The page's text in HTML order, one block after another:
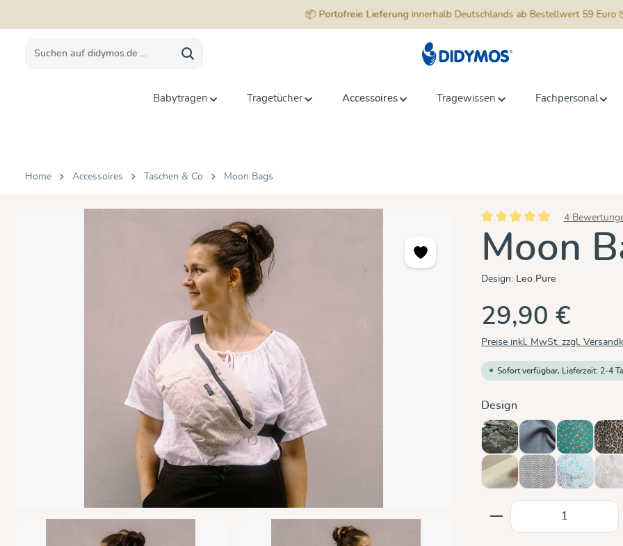
📦 Portofreie Lieferunginnerhalb Deutschlands ab Bestellwert 59 Euro
Babytragen Tragetücher Accessoires Tragewissen Fachpersonal
Home Accessoires Taschen & Co Moon Bags
Durchschnittliche Bewertung
4
Moon
Design: Leo Pure
29,90 €
Preise inkl. MwSt. zzgl.
Sofort verfügbar, Lieferzeit: 2-4
Designauswählen
Blaue BlüteGraphit Hope
Sand Silber
Produkt Anzahl: